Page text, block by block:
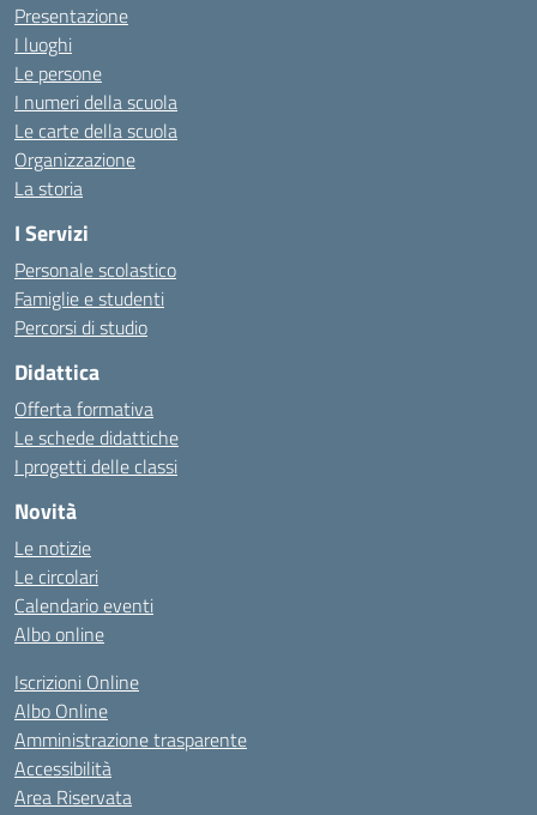
Presentazione
I luoghi
Le persone
I numeri della scuola
Le carte della scuola
Organizzazione
La storia
I Servizi
Personale scolastico
Famiglie e studenti
Percorsi di studio
Didattica
Offerta formativa
Le schede didattiche
I progetti delle classi
Novità
Le notizie
Le circolari
Calendario eventi
Albo online
Iscrizioni Online
Albo Online
Amministrazione trasparente
Accessibilità
Area Riservata